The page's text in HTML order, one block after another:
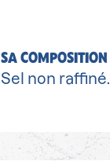
SA COMPOSITION
Sel non raffiné.